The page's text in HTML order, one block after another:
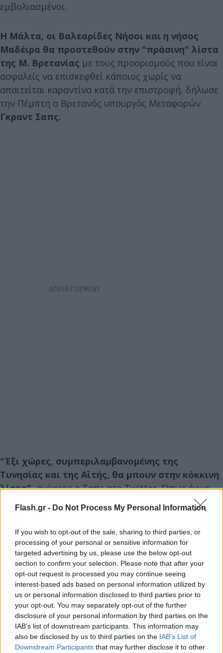
Flash.gr - Do Not Process My Personal Information
If you wish to opt-out of the sale, sharing to third parties, or
processing of your personal or sensitive information for
targeted advertising by us, please use the below opt-out
section to confirm your selection. Please note that after your
opt-out request is processed you may continue seeing
interest-based ads based on personal information utilized by
us or personal information disclosed to third parties prior to
your opt-out. You may separately opt-out of the further
disclosure of your personal information by third parties on the
IAB’s list of downstream participants. This information may
also be disclosed by us to third parties on the IAB’s List of
Downstream Participants that may further disclose it to other
εμβολιασμένοι.
Η Μάλτα, οι Βαλεαρίδες Νήσοι και η νήσος
Μαδέιρα θα προστεθούν στην "πράσινη" λίστα
της Μ. Βρετανίας με τους προορισμούς που είναι
ασφαλείς να επισκεφθεί κάποιος χωρίς να
απαιτείται καραντίνα κατά την επιστροφή, δήλωσε
την Πέμπτη ο Βρετανός υπουργός Μεταφορών
Γκραντ Σαπς.
"Έξι χώρες, συμπεριλαμβανομένης της
Τυνησίας και της Αϊτής, θα μπουν στην κόκκινη
λίστα",ανέφερε ο Σαπς στο Twitter. Όπως έγινε
γνωστό στη συνέχεια οι άλλες 4 χώρες που
μπαίνουν στην "κόκκινη λίστα" είναι η Ερυθραία, η
Δομινικανή Δημοκρατία, η Μογγολία και η
Ουγκάντα.
Σε προσθήκη στην ανάρτηση του ο υπουργός
Μεταφορών ανακοίνωσε ότι στην"πράσινη" λίστα
μπαίνουν περιοχές της Καραϊβικής, όπως τα
Μπαρμπέιντος, ενώ Ισραήλ και Ιερουσαλήμ
προστίθενται στην "πράσινη λίστα
επιτήρησης".